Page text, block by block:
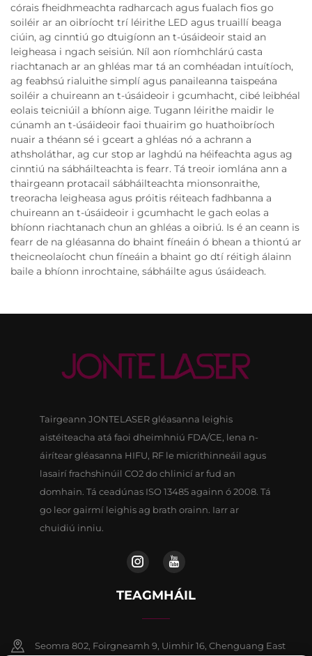
córais fheidhmeachta radharcach agus fualach fios go
soiléir ar an oibríocht trí léirithe LED agus truaillí beaga
ciúin, ag cinntiú go dtuigíonn an t-úsáideoir staid an
leigheasa i ngach seisiún. Níl aon ríomhchlárú casta
riachtanach ar an ghléas mar tá an comhéadan intuítíoch,
ag feabhsú rialuithe simplí agus panaileanna taispeána
soiléir a chuireann an t-úsáideoir i gcumhacht, cibé leibhéal
eolais teicniúil a bhíonn aige. Tugann léirithe maidir le
cúnamh an t-úsáideoir faoi thuairim go huathoibríoch
nuair a théann sé i gceart a ghléas nó a achrann a
athsholáthar, ag cur stop ar laghdú na héifeachta agus ag
cinntiú na sábháilteachta is fearr. Tá treoir iomlána ann a
thairgeann protacail sábháilteachta mionsonraithe,
treoracha leigheasa agus próitis réiteach fadhbanna a
chuireann an t-úsáideoir i gcumhacht le gach eolas a
bhíonn riachtanach chun an ghléas a oibriú. Is é an ceann is
fearr de na gléasanna do bhaint fíneáin ó bhean a thiontú ar
theicneolaíocht chun fíneáin a bhaint go dtí réitigh álainn
baile a bhíonn inrochtaine, sábháilte agus úsáideach.
Tairgeann JONTELASER gléasanna leighis
aistéiteacha atá faoi dheimhniú FDA/CE, lena n-
áirítear gléasanna HIFU, RF le micrithinneáil agus
lasairí frachshinúil CO2 do chlinicí ar fud an
domhain. Tá ceadúnas ISO 13485 againn ó 2008. Tá
go leor gairmí leighis ag brath orainn. Iarr ar
chuidiú inniu.
TEAGMHÁIL
Seomra 802, Foirgneamh 9, Uimhir 16, Chenguang East